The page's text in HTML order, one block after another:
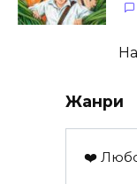
Жанри
❤️